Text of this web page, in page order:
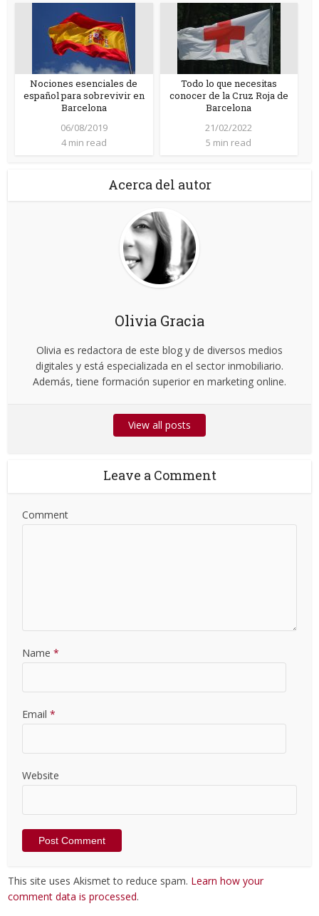
Nociones esenciales de
español para sobrevivir en
Barcelona
06/08/2019
4 min read
Todo lo que necesitas
conocer de la Cruz Roja de
Barcelona
21/02/2022
5 min read
Acerca del autor
Olivia Gracia
Olivia es redactora de este blog y de diversos medios
digitales y está especializada en el sector inmobiliario.
Además, tiene formación superior en marketing online.
View all posts
Leave a Comment
Comment
Name *
Email *
Website
This site uses Akismet to reduce spam. Learn how your
comment data is processed.